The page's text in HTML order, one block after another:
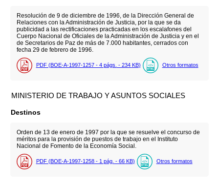
Resolución de 9 de diciembre de 1996, de la Dirección General de
Relaciones con la Administración de Justicia, por la que se da
publicidad a las rectificaciones practicadas en los escalafones del
Cuerpo Nacional de Oficiales de la Administración de Justicia y en el
de Secretarios de Paz de más de 7.000 habitantes, cerrados con
fecha 29 de febrero de 1996.
PDF (BOE-A-1997-1257 - 4 págs. - 234 KB) Otros formatos
MINISTERIO DE TRABAJO Y ASUNTOS SOCIALES
Destinos
Orden de 13 de enero de 1997 por la que se resuelve el concurso de
méritos para la provisión de puestos de trabajo en el Instituto
Nacional de Fomento de la Economía Social.
PDF (BOE-A-1997-1258 - 1 pág. - 66 KB) Otros formatos